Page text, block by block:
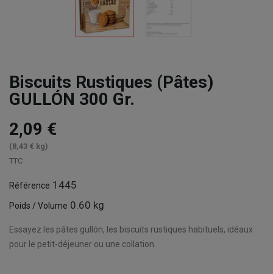
Biscuits Rustiques (Pâtes)
GULLÓN 300 Gr.
2,09 €
(8,43 € kg)
TTC
Référence 1445
Poids / Volume 0.60 kg
Essayez les pâtes gullón, les biscuits rustiques habituels, idéaux
pour le petit-déjeuner ou une collation.